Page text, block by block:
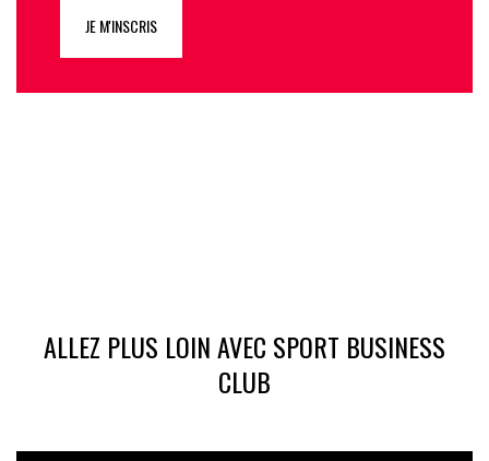
JE M'INSCRIS
ALLEZ PLUS LOIN AVEC SPORT BUSINESS
CLUB